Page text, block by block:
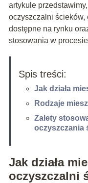
artykule
oczyszczalni ścieków,
dostępne na rynku
stosowania w
Spis treści:
Jak działa
Rodzaje
Zalety
oczyszczania
Jak działa
oczyszczalni